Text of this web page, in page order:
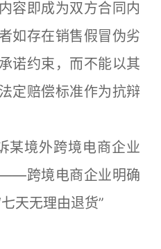
容即成为双方合同内
如存在销售假冒伪劣
诺约束，而不能以其
定赔偿标准作为抗辩
境外跨境电商企业
跨境电商企业明确
天无理由退货”